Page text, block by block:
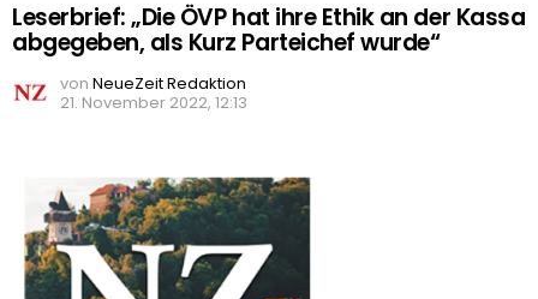
Leserbrief: „Die ÖVP hat ihre Ethik an der Kassa
abgegeben, als Kurz Parteichef wurde“
von NeueZeit Redaktion
21. November 2022, 12:13